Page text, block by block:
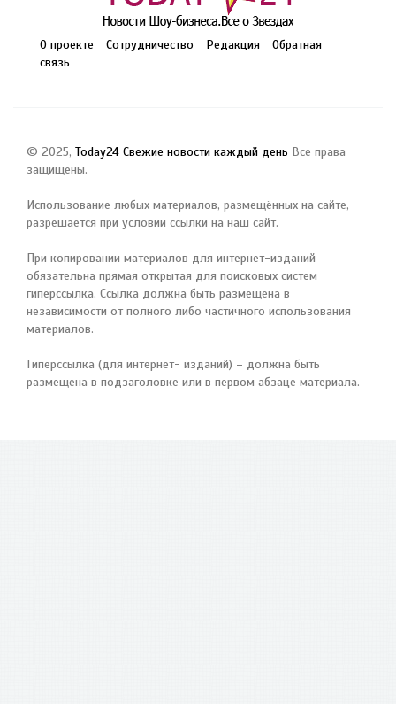
О проекте Сотрудничество Редакция
Обратная
связь
© 2025, Today24 Свежие новости каждый день Все права
защищены.
Использование любых материалов, размещённых на сайте,
разрешается при условии ссылки на наш сайт.
При копировании материалов для интернет-изданий –
обязательна прямая открытая для поисковых систем
гиперссылка. Ссылка должна быть размещена в
независимости от полного либо частичного использования
материалов.
Гиперссылка (для интернет- изданий) – должна быть
размещена в подзаголовке или в первом абзаце материала.